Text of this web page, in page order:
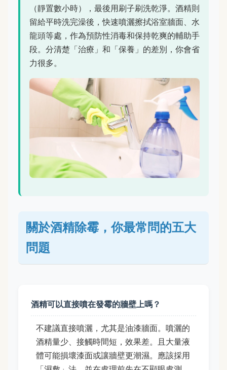
（靜置數小時），最後用刷子刷洗乾淨。酒精則
留給平時洗完澡後，快速噴灑擦拭浴室牆面、水
龍頭等處，作為預防性消毒和保持乾爽的輔助手
段。分清楚「治療」和「保養」的差別，你會省
力很多。
關於酒精除霉，你最常問的五大
問題
酒精可以直接噴在發霉的牆壁上嗎？
不建議直接噴灑，尤其是油漆牆面。噴灑的
酒精量少、接觸時間短，效果差。且大量液
體可能損壞漆面或讓牆壁更潮濕。應該採用